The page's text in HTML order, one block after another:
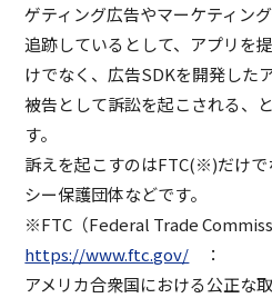
ゲティング広告やマーケティン
追跡しているとして、アプリを
けでなく、広告SDKを開発した
被告として訴訟を起こされる、
す。
訴えを起こすのはFTC(※)だけ
シー保護団体などです。
※FTC（Federal Trade
https://www.ftc.gov/ ：
アメリカ合衆国における公正な